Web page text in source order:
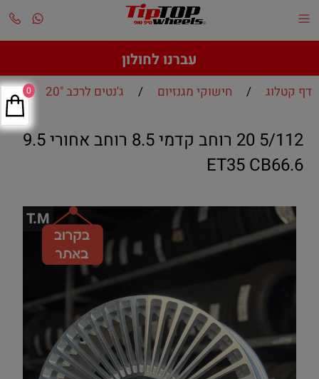
עברנו לחולון
דף קטלוג / חישוקי מגנזיום / ג'נטים לרכב "20
5/112 20 רוחב קדמי 8.5 רוחב אחורי 9.5
ET35 CB66.6
T.M
0